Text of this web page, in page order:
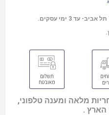
מלאה ומענה טלפוני,
הארץ .